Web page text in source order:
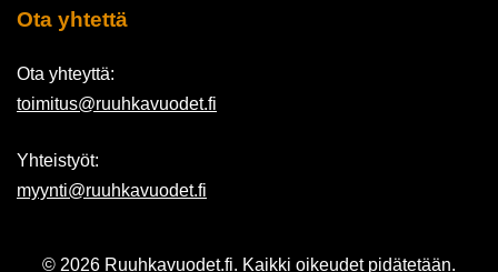
Ota yhtettä
Ota yhteyttä:
toimitus@ruuhkavuodet.fi
Yhteistyöt:
myynti@ruuhkavuodet.fi
© 2026 Ruuhkavuodet.fi. Kaikki oikeudet pidätetään.